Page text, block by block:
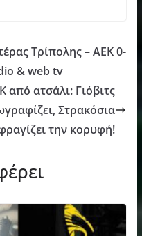
Τρίπολης – ΑΕΚ 0-
& web tv
από ατσάλι: Γιόβιτς
Στρακόσια
την κορυφή!